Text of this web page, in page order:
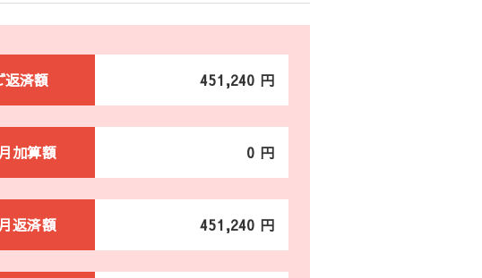
返済額 451,240 円
加算額 0 円
返済額 451,240 円